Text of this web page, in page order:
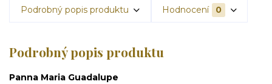
Podrobný popis produktu Hodnocení 0
Podrobný popis produktu
Panna Maria Guadalupe